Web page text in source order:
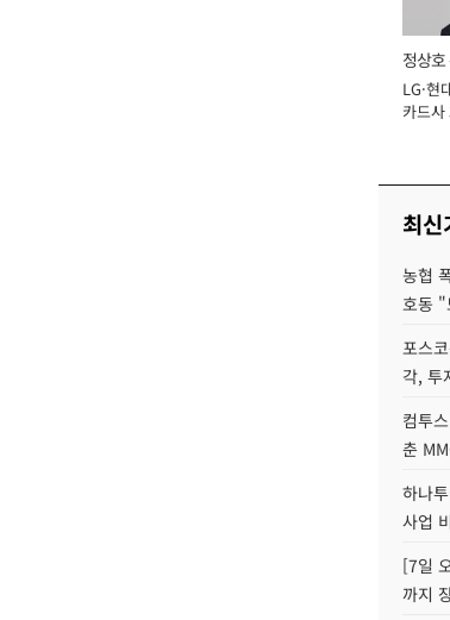
정상
장
LG·현
카드
최신
농협
호동 "
포스
각, 투
컴투
춘
하나
사업
[7일
까지